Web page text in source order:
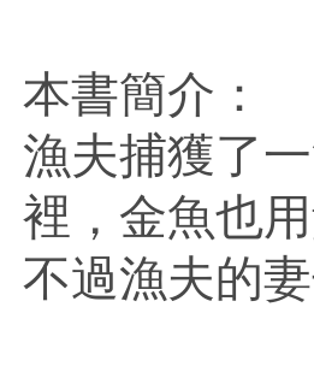
本書簡介：
漁夫捕獲了
裡，金魚也
不過漁夫的